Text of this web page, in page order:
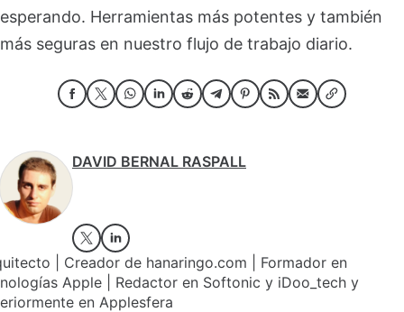
esperando. Herramientas más potentes y también
más seguras en nuestro flujo de trabajo diario.
DAVID BERNAL RASPALL
| Creador de hanaringo.com | Formador en
Apple | Redactor en Softonic y iDoo_tech y
en Applesfera